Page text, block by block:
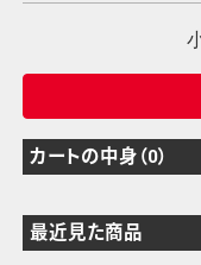
カートの中身（0）
最近見た商品